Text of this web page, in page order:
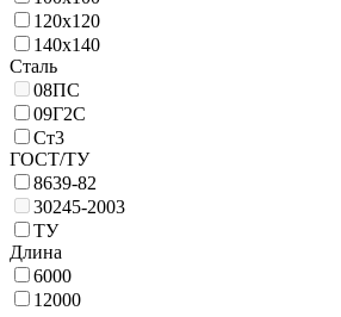
120х120
140х140
Сталь
08ПС
09Г2С
Ст3
ГОСТ/ТУ
8639-82
30245-2003
ТУ
Длина
6000
12000